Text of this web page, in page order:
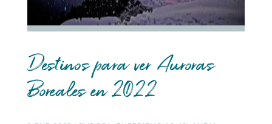
Destinos para ver Auroras
Boreales en 2022